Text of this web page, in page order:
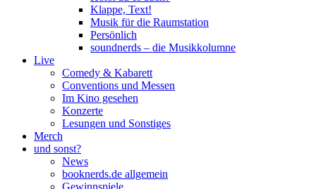
Klappe, Text!
Musik für die Raumstation
Persönlich
soundnerds – die Musikkolumne
Live
Comedy & Kabarett
Conventions und Messen
Im Kino gesehen
Konzerte
Lesungen und Sonstiges
Merch
und sonst?
News
booknerds.de allgemein
Gewinnspiele